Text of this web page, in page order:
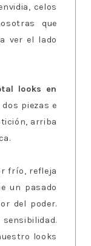
celos
que
ver el lado
looks en
piezas e
arriba
frío, refleja
un pasado
del poder.
looks